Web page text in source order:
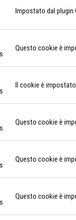
Impostato dal plugin
Questo cookie è
Il cookie è
Questo cookie è
Questo cookie è
Questo cookie è